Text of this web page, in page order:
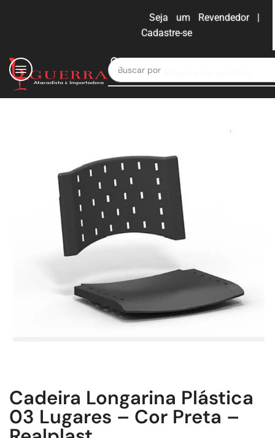
Seja um Revendedor |
Cadastre-se
Buscar por
Cadeira Longarina Plástica
03 Lugares – Cor Preta –